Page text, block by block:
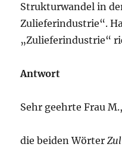
Strukturwandel in
Zulieferindustrie“.
„Zulieferindustrie“
Antwort
Sehr geehrte Frau M.,
die beiden Wörter